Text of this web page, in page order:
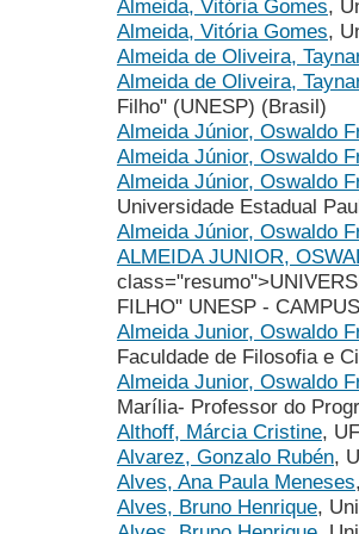
Almeida, Vitória Gomes,
Almeida, Vitória Gomes,
Almeida de Oliveira,
Almeida de Oliveira,
Filho" (UNESP) (Brasil)
Almeida Júnior, Oswaldo
Almeida Júnior, Oswaldo
Almeida Júnior, Oswaldo
Universidade Estadual
Almeida Júnior, Oswaldo
ALMEIDA JUNIOR,
FILHO" UNESP -
Almeida Junior, Oswaldo
Faculdade de Filosofia e
Almeida Junior, Oswaldo
Marília- Professor do
Althoff, Márcia Cristine,
Alvarez, Gonzalo Rubén,
Alves, Ana Paula Meneses
Alves, Bruno Henrique,